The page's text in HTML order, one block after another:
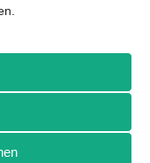
Drones+
Magazin-
Marquardt Medien
kostenlosen
zum Business: